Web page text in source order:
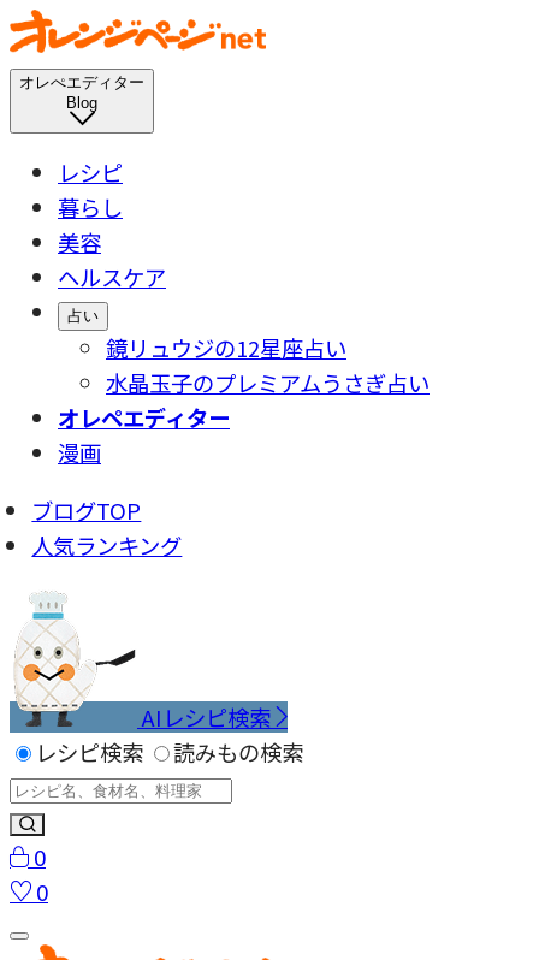
オレぺエディター
Blog
レシピ
暮らし
美容
ヘルスケア
占い
鏡リュウジの12星座占い
水晶玉子のプレミアムうさぎ占い
オレペエディター
漫画
ブログTOP
人気ランキング
AIレシピ検索
レシピ検索
読みもの検索
0
0